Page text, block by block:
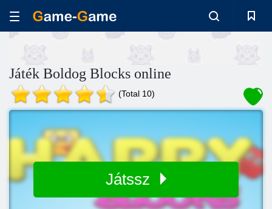
Játék Boldog Blocks online
(Total 10)
Játssz